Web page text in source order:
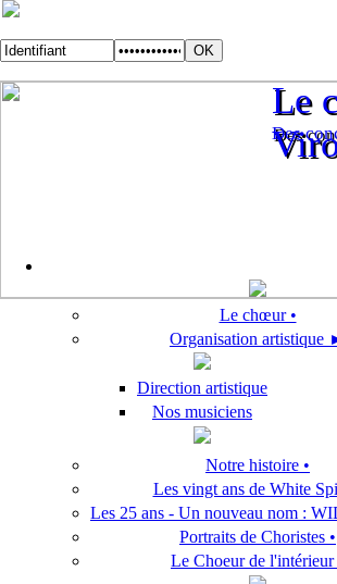
Des
Le
Des
Le
Le chœur •
Organisation artistique
Direction artistique
Nos musiciens
Notre histoire •
Les vingt ans de White
Les 25 ans - Un nouveau nom :
Portraits de Choristes •
Le Choeur de l'intérieur